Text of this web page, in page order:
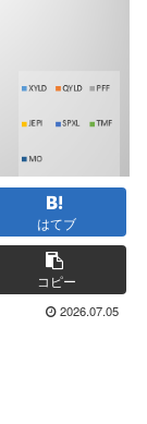
はてブ
コピー
2026.07.05